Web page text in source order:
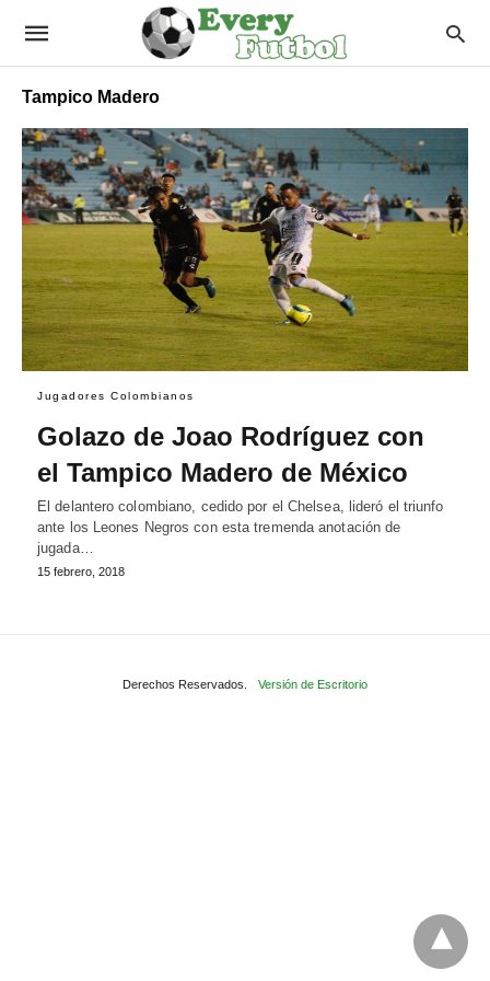
Tampico Madero
Jugadores Colombianos
Golazo de Joao Rodríguez con
el Tampico Madero de México
El delantero colombiano, cedido por el Chelsea, lideró el triunfo
ante los Leones Negros con esta tremenda anotación de
jugada…
15 febrero, 2018
Derechos Reservados. Versión de Escritorio